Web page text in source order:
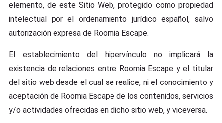
elemento, de este Sitio Web, protegido como propiedad
intelectual por el ordenamiento jurídico español, salvo
autorización expresa de Roomia Escape.
El establecimiento del hipervínculo no implicará la
existencia de relaciones entre Roomia Escape y el titular
del sitio web desde el cual se realice, ni el conocimiento y
aceptación de Roomia Escape de los contenidos, servicios
y/o actividades ofrecidas en dicho sitio web, y viceversa.